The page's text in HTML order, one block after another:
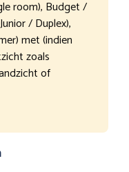
room), Budget /
/ Duplex),
met (indien
zoals
of